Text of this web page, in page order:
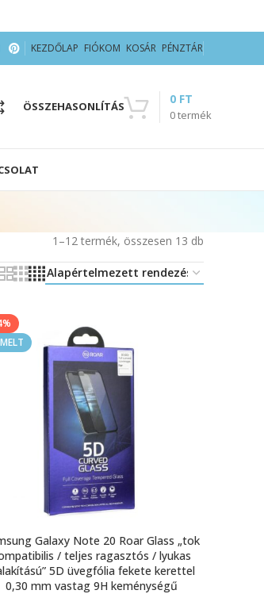
KEZDŐLAP FIÓKOM KOSÁR PÉNZTÁR
ÖSSZEHASONLÍTÁS
0termék
0 FT
1–12 termék, összesen 13 db
Galaxy Note 20 Roar Glass „tok
/ teljes ragasztós / lyukas
5D üvegfólia fekete kerettel
0,30 mm vastag 9H keménységű